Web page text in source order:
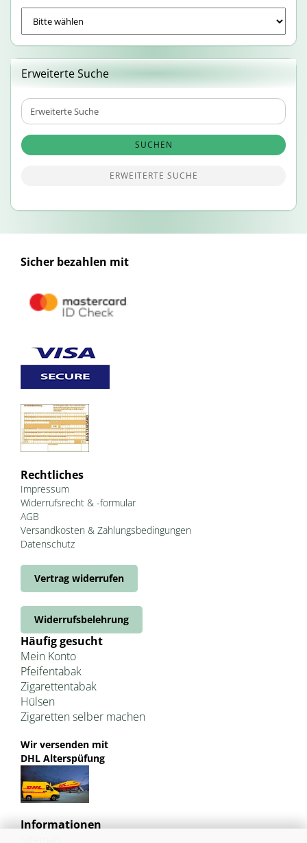
Erweiterte Suche
Erweiterte
Suche
SUCHEN
ERWEITERTE SUCHE
Sicher bezahlen mit
Rechtliches
Impressum
Widerrufsrecht & -formular
AGB
Versandkosten & Zahlungsbedingungen
Datenschutz
Vertrag widerrufen
Widerrufsbelehrung
Häufig gesucht
Mein Konto
Pfeifentabak
Zigarettentabak
Hülsen
Zigaretten selber machen
Wir versenden mit
DHL Alterspüfung
Informationen